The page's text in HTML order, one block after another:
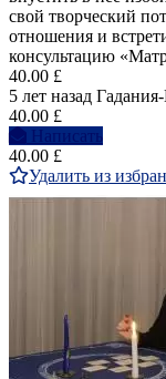
свой творческий
отношения и
консультацию
40.00 £
5 лет назад
40.00 £
Написать
40.00 £
Удалить из